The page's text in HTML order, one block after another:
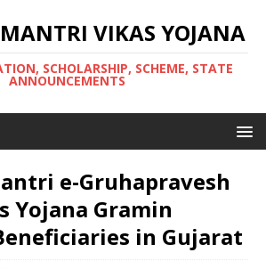
VIKAS YOJANA
SCHOLARSHIP, SCHEME, STATE
ANNOUNCEMENTS
e-Gruhapravesh
Yojana Gramin
in Gujarat